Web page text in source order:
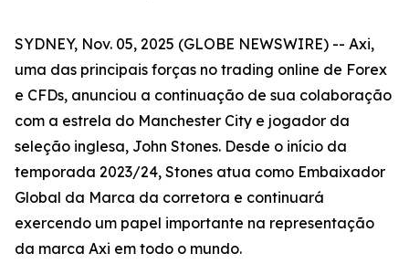
SYDNEY, Nov. 05, 2025 (GLOBE NEWSWIRE) -- Axi,
uma das principais forças no trading online de Forex
e CFDs, anunciou a continuação de sua colaboração
com a estrela do Manchester City e jogador da
seleção inglesa, John Stones. Desde o início da
temporada 2023/24, Stones atua como Embaixador
Global da Marca da corretora e continuará
exercendo um papel importante na representação
da marca Axi em todo o mundo.